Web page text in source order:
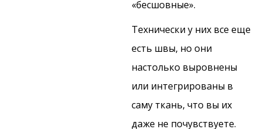
«бесшовные».
Технически у них все еще
есть швы, но они
настолько выровнены
или интегрированы в
саму ткань, что вы их
даже не почувствуете.